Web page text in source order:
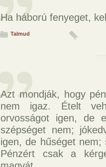
Ha háború fenyeget,
Talmud
Azt mondják, hogy
nem igaz. Ételt
orvosságot igen, de
szépséget nem;
igen, de hűséget nem;
Pénzért csak a